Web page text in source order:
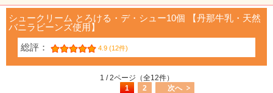
シュークリーム とろける・デ・シュー10個 【丹那牛乳・天然
バニラビーンズ使用】
総評：
4.9 (12件)
1 / 2ページ（全12件）
1
2 次へ